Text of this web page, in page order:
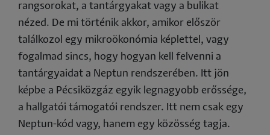
rangsorokat, a tantárgyakat vagy a bulikat
nézed. De mi történik akkor, amikor először
találkozol egy mikroökonómia képlettel, vagy
fogalmad sincs, hogy hogyan kell felvenni a
tantárgyaidat a Neptun rendszerében. Itt jön
képbe a Pécsiközgáz egyik legnagyobb erőssége,
a hallgatói támogatói rendszer. Itt nem csak egy
Neptun-kód vagy, hanem egy közösség tagja.